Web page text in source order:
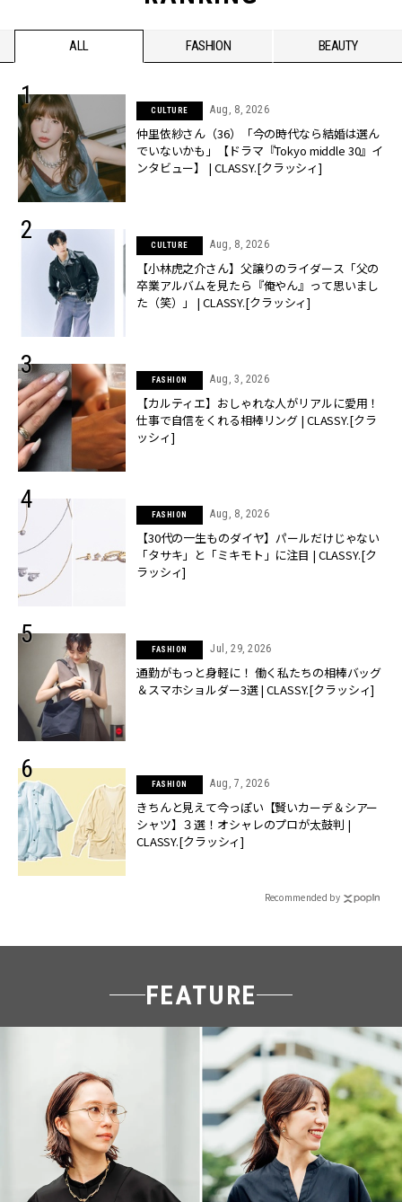
ALL FASHION BEAUTY
CULTURE Aug, 8, 2026
仲里依紗さん（36）「今の時代なら結婚は選ん
でいないかも」【ドラマ『Tokyo middle 30』イ
ンタビュー】 | CLASSY.[クラッシィ]
CULTURE Aug, 8, 2026
【小林虎之介さん】父譲りのライダース「父の
卒業アルバムを見たら『俺やん』って思いまし
た（笑）」 | CLASSY.[クラッシィ]
FASHION Aug, 3, 2026
【カルティエ】おしゃれな人がリアルに愛用！
仕事で自信をくれる相棒リング | CLASSY.[クラ
ッシィ]
FASHION Aug, 8, 2026
【30代の一生ものダイヤ】パールだけじゃない
「タサキ」と「ミキモト」に注目 | CLASSY.[ク
ラッシィ]
FASHION Jul, 29, 2026
通勤がもっと身軽に！ 働く私たちの相棒バッグ
＆スマホショルダー3選 | CLASSY.[クラッシィ]
FASHION Aug, 7, 2026
きちんと見えて今っぽい【賢いカーデ＆シアー
シャツ】３選！オシャレのプロが太鼓判 |
CLASSY.[クラッシィ]
Recommended by
FEATURE